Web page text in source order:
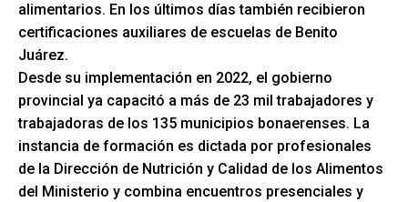
alimentarios. En los últimos días también recibieron
certificaciones auxiliares de escuelas de Benito
Juárez.
Desde su implementación en 2022, el gobierno
provincial ya capacitó a más de 23 mil trabajadores y
trabajadoras de los 135 municipios bonaerenses. La
instancia de formación es dictada por profesionales
de la Dirección de Nutrición y Calidad de los Alimentos
del Ministerio y combina encuentros presenciales y